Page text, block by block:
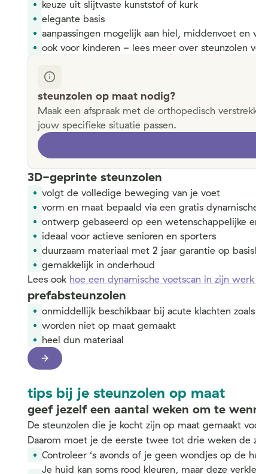
keuze uit slijtvaste kunststof of kurk
elegante basis
aanpassingen mogelijk aan hiel, middenvoet en
ook voor kinderen - lees meer over steunzolen
steunzolen op maat nodig?
Maak een afspraak met de orthopedisch
jouw specifieke situatie passen.
3D-geprinte steunzolen
volgt de volledige beweging van je voet
vorm en maat bepaald via een gratis
ontwerp gebaseerd op een wetenschappelijke
ideaal voor actieve senioren en sporters
duurzaam materiaal met 2 jaar garantie op
gemakkelijk in onderhoud
Lees ook hoe een dynamische voetscan in zijn
prefabsteunzolen
onmiddellijk beschikbaar bij acute klachten
worden niet op maat gemaakt
heel dun materiaal
tips bij je steunzolen op maat
geef jezelf een aantal weken om te
De steunzolen die je kocht zijn op maat gemaakt
Daarom moet je de eerste twee tot drie weken de
Controleer ‘s avonds of je geen wondjes op de
Je huid kan soms rood kleuren, maar deze